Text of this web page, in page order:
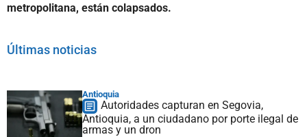
metropolitana, están colapsados.
Últimas noticias
Antioquia
Autoridades capturan en Segovia,
Antioquia, a un ciudadano por porte ilegal de
armas y un dron